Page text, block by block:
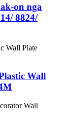
on nga
8824/
Wall